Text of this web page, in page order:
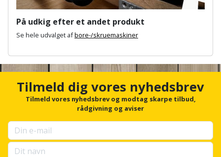
Stemmejern
Stige
Stillads
Tagpapbrænder
Tapetværktøj
Multisliber
Nedbrydningshammer
Overfræser
Overfræsertilbehør
Rillefræser
Rengøring
Shelter
Sikkerhed
i
hjemmet
Skadedyrsbekæmpelse
Skraldespandsskjuler
Skydelåge
På udkig efter et andet produkt
Se hele udvalget afbore-/skruemaskiner
c
r
u
p
s
Tilmeld dig vores nyhedsbrev
Tilmeld vores nyhedsbrev og modtag skarpe tilbud,
rådgivning og aviser